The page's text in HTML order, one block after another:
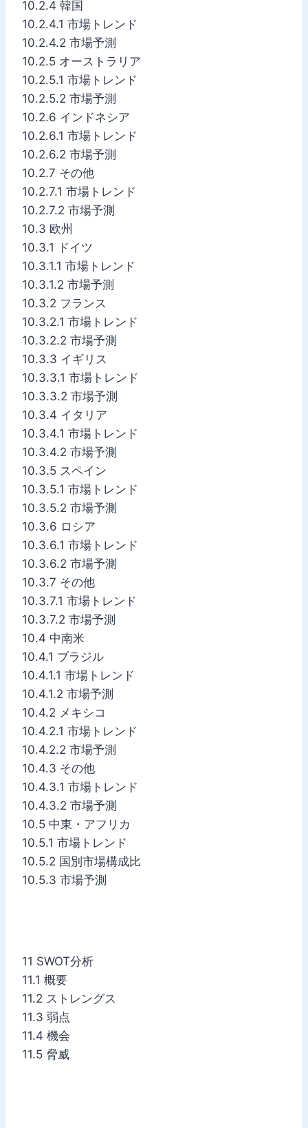
10.2.4 韓国
10.2.4.1 市場トレンド
10.2.4.2 市場予測
10.2.5 オーストラリア
10.2.5.1 市場トレンド
10.2.5.2 市場予測
10.2.6 インドネシア
10.2.6.1 市場トレンド
10.2.6.2 市場予測
10.2.7 その他
10.2.7.1 市場トレンド
10.2.7.2 市場予測
10.3 欧州
10.3.1 ドイツ
10.3.1.1 市場トレンド
10.3.1.2 市場予測
10.3.2 フランス
10.3.2.1 市場トレンド
10.3.2.2 市場予測
10.3.3 イギリス
10.3.3.1 市場トレンド
10.3.3.2 市場予測
10.3.4 イタリア
10.3.4.1 市場トレンド
10.3.4.2 市場予測
10.3.5 スペイン
10.3.5.1 市場トレンド
10.3.5.2 市場予測
10.3.6 ロシア
10.3.6.1 市場トレンド
10.3.6.2 市場予測
10.3.7 その他
10.3.7.1 市場トレンド
10.3.7.2 市場予測
10.4 中南米
10.4.1 ブラジル
10.4.1.1 市場トレンド
10.4.1.2 市場予測
10.4.2 メキシコ
10.4.2.1 市場トレンド
10.4.2.2 市場予測
10.4.3 その他
10.4.3.1 市場トレンド
10.4.3.2 市場予測
10.5 中東・アフリカ
10.5.1 市場トレンド
10.5.2 国別市場構成比
10.5.3 市場予測
11 SWOT分析
11.1 概要
11.2 ストレングス
11.3 弱点
11.4 機会
11.5 脅威